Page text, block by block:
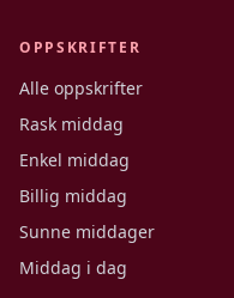
OPPSKRIFTER
Alle oppskrifter
Rask middag
Enkel middag
Billig middag
Sunne middager
Middag i dag